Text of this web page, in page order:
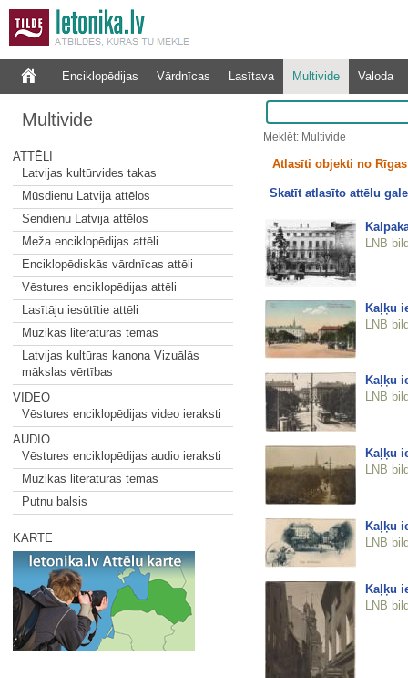
Enciklopēdijas Vārdnīcas Lasītava Multivide Valoda
Multivide
ATTĒLI
Latvijas kultūrvides takas
Mūsdienu Latvija attēlos
Sendienu Latvija attēlos
Meža enciklopēdijas attēli
Enciklopēdiskās vārdnīcas attēli
Vēstures enciklopēdijas attēli
Lasītāju iesūtītie attēli
Mūzikas literatūras tēmas
Latvijas kultūras kanona Vizuālās
mākslas vērtības
VIDEO
Vēstures enciklopēdijas video ieraksti
AUDIO
Vēstures enciklopēdijas audio ieraksti
Mūzikas literatūras tēmas
Putnu balsis
KARTE
Meklēt: Multivide
Atlasīti objekti no
Skatīt atlasīto attēlu
LNB
Kaļķu
LNB
Kaļķu
LNB
Kaļķu
LNB
Kaļķu
LNB
Kaļķu
LNB